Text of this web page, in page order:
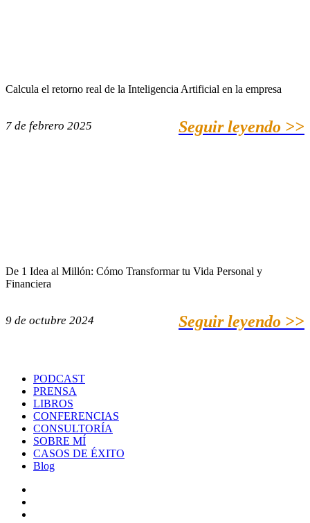
Calcula el retorno real de la Inteligencia Artificial en la empresa
7 de febrero 2025 Seguir leyendo >>
De 1 Idea al Millón: Cómo Transformar tu Vida Personal y
Financiera
9 de octubre 2024 Seguir leyendo >>
PODCAST
PRENSA
LIBROS
CONFERENCIAS
CONSULTORÍA
SOBRE MÍ
CASOS DE ÉXITO
Blog